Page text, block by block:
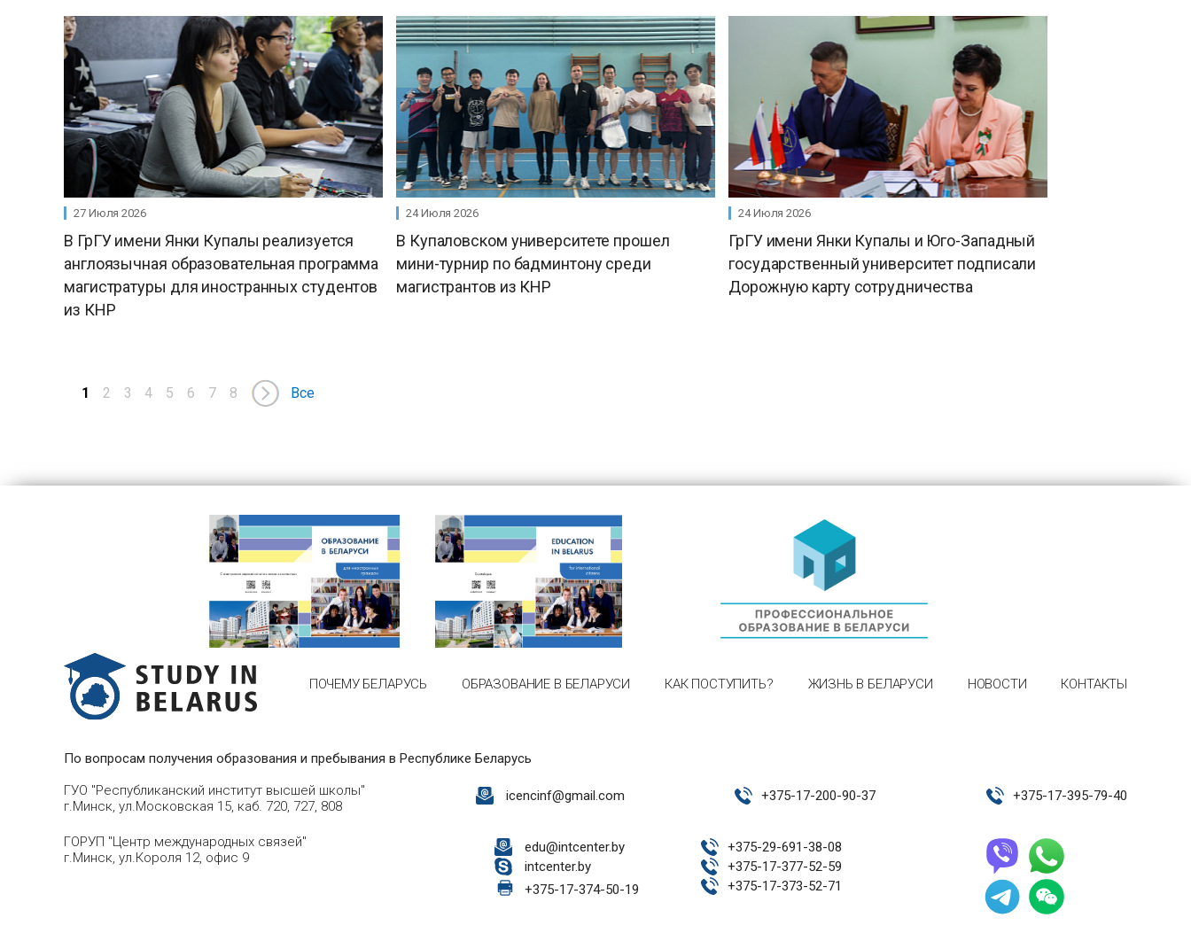
27 Июля 2026
В ГрГУ имени Янки Купалы реализуется
англоязычная образовательная программа
магистратуры для иностранных студентов
из КНР
24 Июля 2026
В Купаловском университете прошел
мини-турнир по бадминтону среди
магистрантов из КНР
24 Июля 2026
ГрГУ имени Янки Купалы и Юго-Западный
государственный университет подписали
Дорожную карту сотрудничества
1 2 3 4 5 6 7 8 Все
ПОЧЕМУ БЕЛАРУСЬ ОБРАЗОВАНИЕ В БЕЛАРУСИ КАК ПОСТУПИТЬ? ЖИЗНЬ В БЕЛАРУСИ НОВОСТИ КОНТАКТЫ
По вопросам получения образования и пребывания в Республике Беларусь
ГУО "Республиканский институт высшей школы"
г.Минск, ул.Московская 15, каб. 720, 727, 808
icencinf@gmail.com +375-17-200-90-37 +375-17-395-79-40
ГОРУП "Центр международных связей"
г.Минск, ул.Короля 12, офис 9
edu@intcenter.by
intcenter.by
+375-17-374-50-19
+375-29-691-38-08
+375-17-377-52-59
+375-17-373-52-71